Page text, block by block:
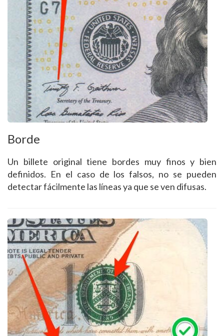
Borde
Un billete original tiene bordes muy finos y bien
definidos. En el caso de los falsos, no se pueden
detectar fácilmente las líneas ya que se ven difusas.